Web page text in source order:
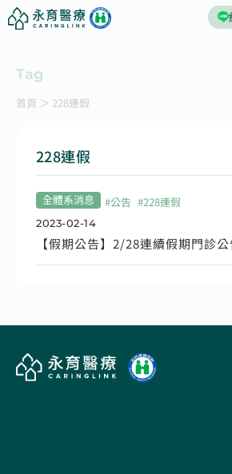
Tag
首頁 ＞ 228連假
228連假
全體系消息 #公告 #228連假
2023-02-14
【假期公告】2/28連續假期門診